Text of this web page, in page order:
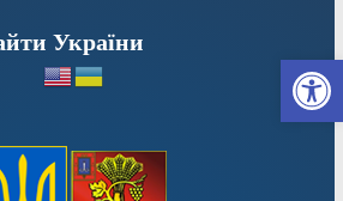
України